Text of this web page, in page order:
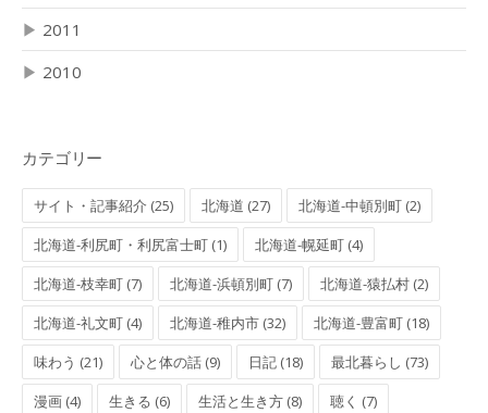
▶ 2011
▶ 2010
カテゴリー
サイト・記事紹介 (25) 北海道 (27)
北海道-中頓別町 (2)
北海道-利尻町・利尻富士町 (1)
北海道-幌延町 (4)
北海道-枝幸町 (7)
北海道-浜頓別町 (7)
北海道-猿払村 (2)
北海道-礼文町 (4)
北海道-稚内市 (32)
北海道-豊富町 (18)
味わう (21)
心と体の話 (9) 日記 (18)
最北暮らし (73)
漫画 (4)
生きる (6) 生活と生き方 (8)
聴く (7)